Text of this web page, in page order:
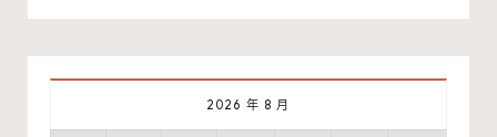
2026 年 8 月